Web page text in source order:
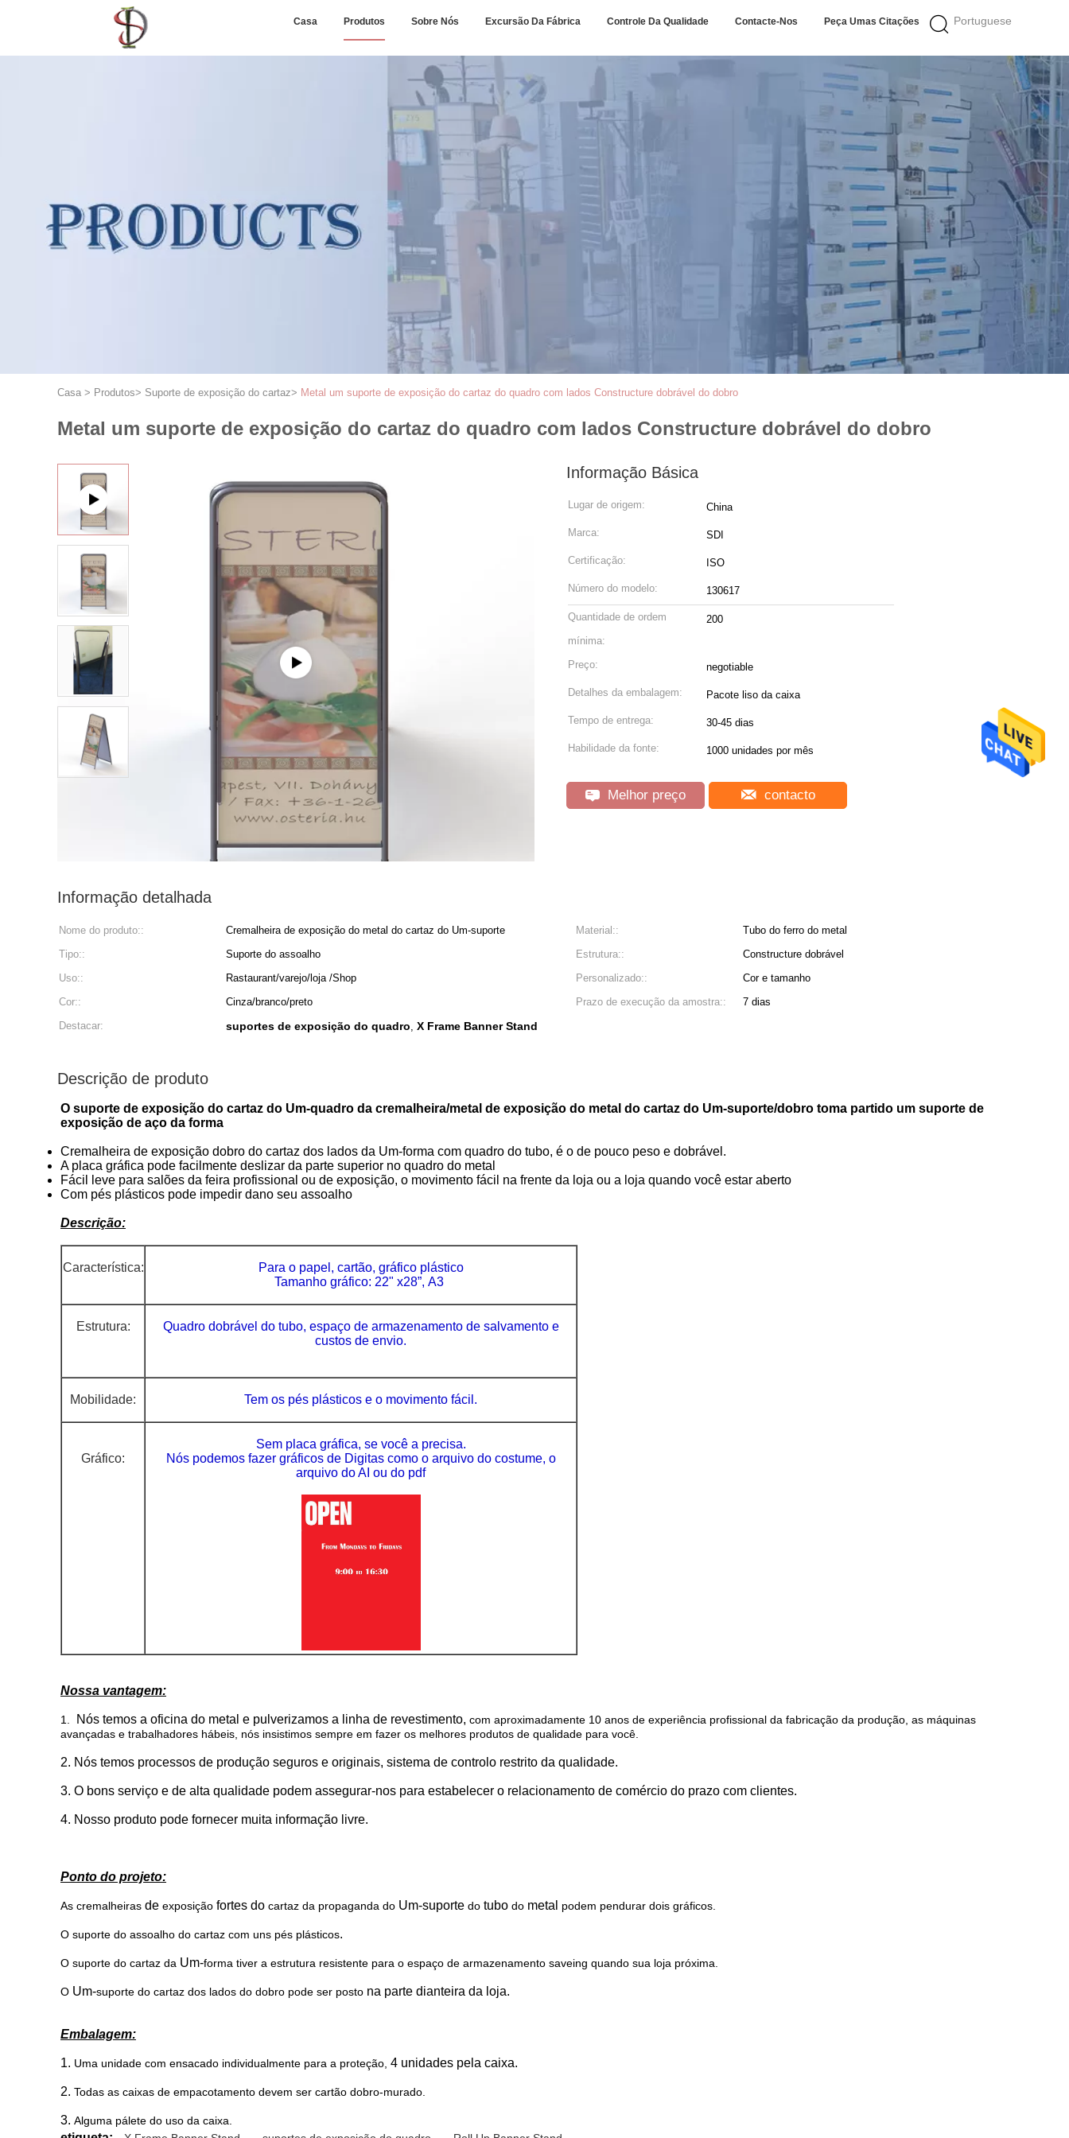
Portuguese
Casa Produtos Sobre Nós Excursão Da Fábrica Controle Da Qualidade Contacte-Nos Peça Umas Citações
Casa > Produtos> Suporte de exposição do cartaz> Metal um suporte de exposição do cartaz do quadro com lados Constructure dobrável do dobro
Metal um suporte de exposição do cartaz do quadro com lados Constructure dobrável do dobro
Informação Básica
Lugar de origem: China
Marca: SDI
Certificação: ISO
Número do modelo: 130617
Quantidade de ordem
mínima:
200
Preço: negotiable
Detalhes da embalagem: Pacote liso da caixa
Tempo de entrega: 30-45 dias
Habilidade da fonte: 1000 unidades por mês
Melhor preço contacto
Informação detalhada
Nome do produto:: Cremalheira de exposição do metal do cartaz do Um-suporte Material::
Tubo do ferro do metal
Tipo::
Suporte do assoalho Estrutura::
Constructure dobrável
Uso::
Rastaurant/varejo/loja /Shop Personalizado::
Cor e tamanho
Cor::
Cinza/branco/preto Prazo de execução da amostra::
7 dias
Destacar:
suportes de exposição do quadro, X Frame Banner Stand
Descrição de produto
O suporte de exposição do cartaz do Um-quadro da cremalheira/metal de exposição do metal do cartaz do Um-suporte/dobro toma partido um suporte de
exposição de aço da forma
Cremalheira de exposição dobro do cartaz dos lados da Um-forma com quadro do tubo, é o de pouco peso e dobrável.
A placa gráfica pode facilmente deslizar da parte superior no quadro do metal
Fácil leve para salões da feira profissional ou de exposição, o movimento fácil na frente da loja ou a loja quando você estar aberto
Com pés plásticos pode impedir dano seu assoalho
Descrição:
Característica:
Para o papel, cartão, gráfico plástico
Tamanho gráfico: 22" x28”, A3
Estrutura:
Quadro dobrável do tubo, espaço de armazenamento de salvamento e
custos de envio.
Mobilidade: Tem os pés plásticos e o movimento fácil.
Gráfico:
Sem placa gráfica, se você a precisa.
Nós podemos fazer gráficos de Digitas como o arquivo do costume, o
arquivo do AI ou do pdf
Nossa vantagem:
1. Nós temos a oficina do metal e pulverizamos a linha de revestimento, com aproximadamente 10 anos de experiência profissional da fabricação da produção, as máquinas
avançadas e trabalhadores hábeis, nós insistimos sempre em fazer os melhores produtos de qualidade para você.
2. Nós temos processos de produção seguros e originais, sistema de controlo restrito da qualidade.
3. O bons serviço e de alta qualidade podem assegurar-nos para estabelecer o relacionamento de comércio do prazo com clientes.
4. Nosso produto pode fornecer muita informação livre.
Ponto do projeto:
As cremalheiras de exposição fortes do cartaz da propaganda do Um-suporte do tubo do metal podem pendurar dois gráficos.
O suporte do assoalho do cartaz com uns pés plásticos.
O suporte do cartaz da Um-forma tiver a estrutura resistente para o espaço de armazenamento saveing quando sua loja próxima.
O Um-suporte do cartaz dos lados do dobro pode ser posto na parte dianteira da loja.
Embalagem:
1. Uma unidade com ensacado individualmente para a proteção, 4 unidades pela caixa.
2. Todas as caixas de empacotamento devem ser cartão dobro-murado.
3. Alguma pálete do uso da caixa.